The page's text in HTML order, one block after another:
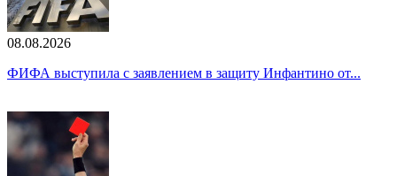
08.08.2026
ФИФА выступила с заявлением в защиту Инфантино от...